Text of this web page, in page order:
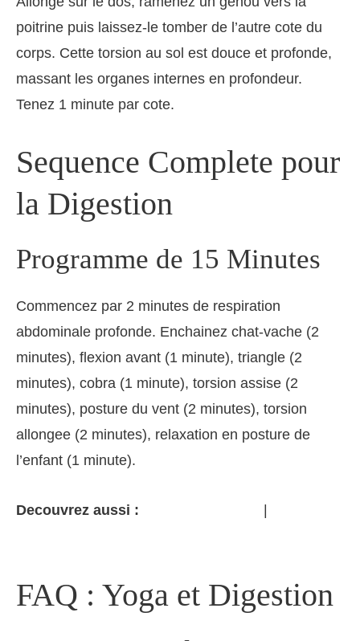
poitrine puis laissez-le tomber de l’autre cote du
corps. Cette torsion au sol est douce et profonde,
massant les organes internes en profondeur.
Tenez 1 minute par cote.
Sequence Complete pour
la Digestion
Programme de 15 Minutes
Commencez par 2 minutes de respiration
abdominale profonde. Enchainez chat-vache (2
minutes), flexion avant (1 minute), triangle (2
minutes), cobra (1 minute), torsion assise (2
minutes), posture du vent (2 minutes), torsion
allongee (2 minutes), relaxation en posture de
l’enfant (1 minute).
Decouvrez aussi : |
FAQ : Yoga et Digestion